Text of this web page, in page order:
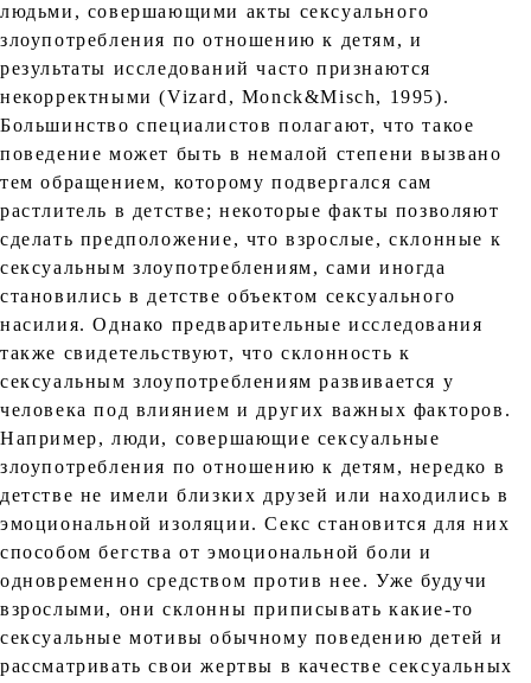
людьми, совершающими акты сексуального
злоупотребления по отношению к детям, и
результаты исследований часто признаются
некорректными (Vizard, Monck&Misch, 1995).
Большинство специалистов полагают, что такое
поведение может быть в немалой степени вызвано
тем обращением, которому подвергался сам
растлитель в детстве; некоторые факты позволяют
сделать предположение, что взрослые, склонные к
сексуальным злоупотреблениям, сами иногда
становились в детстве объектом сексуального
насилия. Однако предварительные исследования
также свидетельствуют, что склонность к
сексуальным злоупотреблениям развивается у
человека под влиянием и других важных факторов.
Например, люди, совершающие сексуальные
злоупотребления по отношению к детям, нередко в
детстве не имели близких друзей или находились в
эмоциональной изоляции. Секс становится для них
способом бегства от эмоциональной боли и
одновременно средством против нее. Уже будучи
взрослыми, они склонны приписывать какие-то
сексуальные мотивы обычному поведению детей и
рассматривать свои жертвы в качестве сексуальных